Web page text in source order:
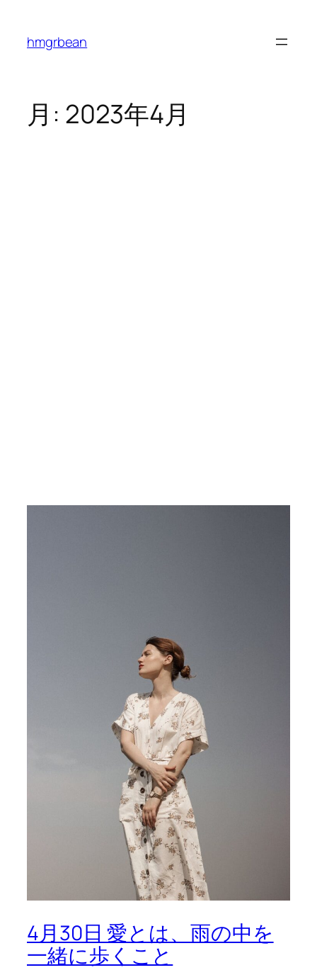
hmgrbean
月: 2023年4月
4月30日 愛とは、雨の中を
一緒に歩くこと